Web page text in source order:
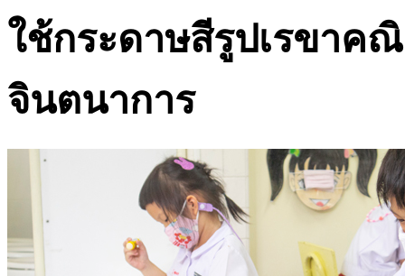
ใช้กระดาษสีรูปเรขาค
จินตนาการ